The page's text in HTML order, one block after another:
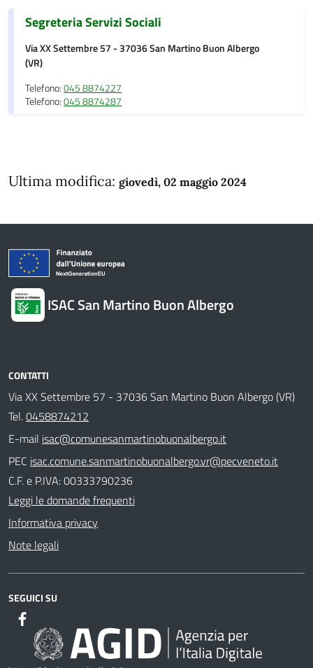
Segreteria Servizi Sociali
Via XX Settembre 57 - 37036 San Martino Buon Albergo
(VR)
Telefono:045 8874227
Telefono:045 8874287
Ultima modifica: giovedì, 02 maggio 2024
ISAC San Martino Buon Albergo
CONTATTI
Via XX Settembre 57 - 37036 San Martino Buon Albergo (VR)
Tel.0458874212
E-mail isac@comunesanmartinobuonalbergo.it
PEC isac.comune.sanmartinobuonalbergo.vr@pecveneto.it
C.F. e P.IVA: 00333790236
Leggi le domande frequenti
Informativa privacy
Note legali
SEGUICI SU